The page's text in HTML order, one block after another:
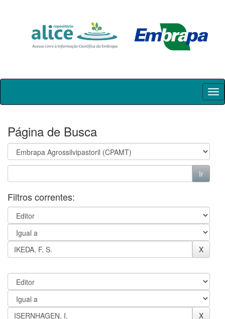
Skip
Página de Busca
Filtros correntes: